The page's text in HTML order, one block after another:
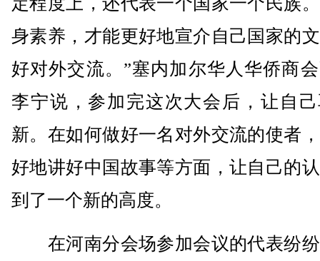
身素养，才能更好地宣介自己国家的
好对外交流。”塞内加尔华人华侨商
李宁说，参加完这次大会后，让自
新。在如何做好一名对外交流的使者
好地讲好中国故事等方面，让自己的
到了一个新的高度。
在河南分会场参加会议的代表纷